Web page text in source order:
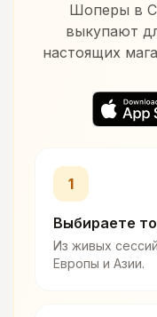
Шоперы в
выкупают
настоящих
1
Выбираете
Из живых
Европы и Азии.